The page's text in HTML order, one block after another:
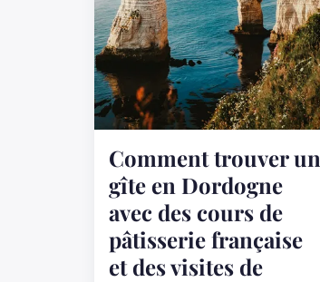
Comment trouver un
gîte en Dordogne
avec des cours de
pâtisserie française
et des visites de